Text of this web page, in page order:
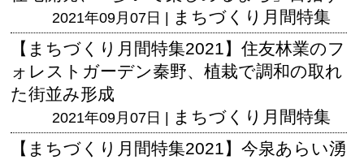
2021年09月07日 | まちづくり月間特集
【まちづくり月間特集2021】住友林業のフ
ォレストガーデン秦野、植栽で調和の取れ
た街並み形成
2021年09月07日 | まちづくり月間特集
【まちづくり月間特集2021】今泉あらい湧